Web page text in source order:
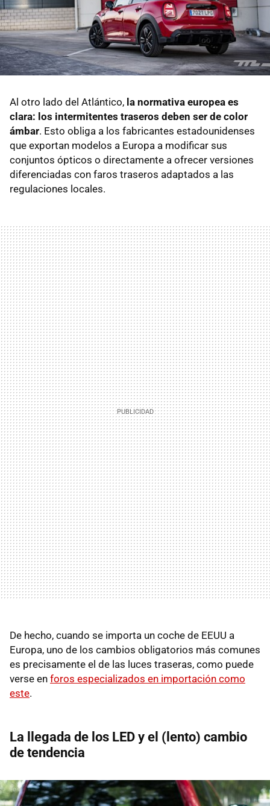
Al otro lado del Atlántico, la normativa europea es
clara: los intermitentes traseros deben ser de color
ámbar. Esto obliga a los fabricantes estadounidenses
que exportan modelos a Europa a modificar sus
conjuntos ópticos o directamente a ofrecer versiones
diferenciadas con faros traseros adaptados a las
regulaciones locales.
De hecho, cuando se importa un coche de EEUU a
Europa, uno de los cambios obligatorios más comunes
es precisamente el de las luces traseras, como puede
verse en foros especializados en importación como
este.
La llegada de los LED y el (lento) cambio
de tendencia